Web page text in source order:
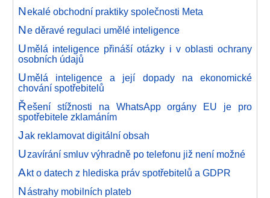
Nekalé obchodní praktiky společnosti Meta
Ne děravé regulaci umělé inteligence
Umělá inteligence přináší otázky i v oblasti ochrany
osobních údajů
Umělá inteligence a její dopady na ekonomické
chování spotřebitelů
Řešení stížnosti na WhatsApp orgány EU je pro
spotřebitele zklamáním
Jak reklamovat digitální obsah
Uzavírání smluv výhradně po telefonu již není možné
Akt o datech z hlediska práv spotřebitelů a GDPR
Nástrahy mobilních plateb